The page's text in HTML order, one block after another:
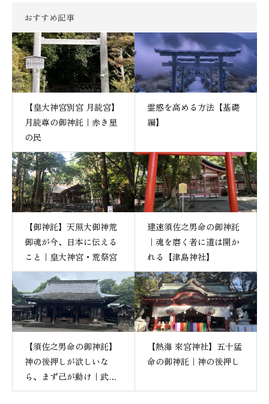
おすすめ記事
【皇大神宮別宮 月読宮】
月読尊の御神託｜赤き星
の民
霊感を高める方法【基礎
編】
【御神託】天照大御神荒
御魂が今、日本に伝える
こと｜皇大神宮・荒祭宮
建速須佐之男命の御神託
｜魂を磨く者に道は開か
れる【津島神社】
【須佐之男命の御神託】
神の後押しが欲しいな
ら、まず己が動け｜武蔵
一宮・氷川神社
【熱海 來宮神社】五十猛
命の御神託｜神の後押し